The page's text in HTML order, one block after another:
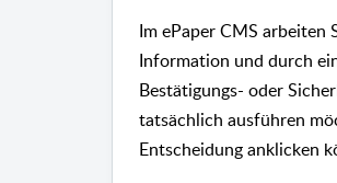
Im ePaper CMS
Information und durch
Bestätigungs- oder
tatsächlich ausführen
Entscheidung anklicken